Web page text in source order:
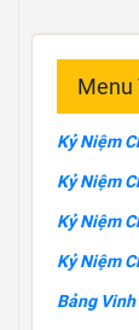
Menu
Kỷ Niệm
Kỷ Niệm
Kỷ Niệm
Kỷ Niệm
Bảng Vinh